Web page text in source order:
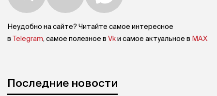
Неудобно на сайте? Читайте самое интересное
в Telegram, самое полезное в Vkи самое актуальное в MAX
Последние новости